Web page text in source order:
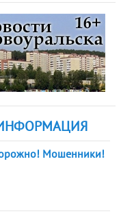
Мошенники!